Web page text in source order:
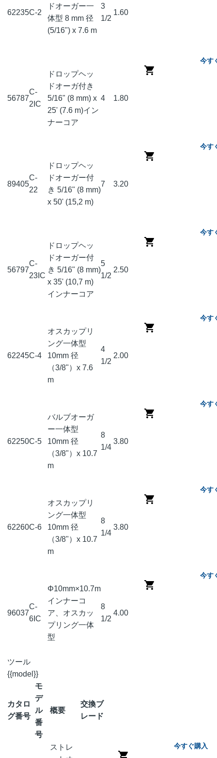
62235C-2
ドオーガー一
体型 8 mm 径
(5/16") x 7.6 m
3
1/2
1.60
56787
C-
2IC
ドロップヘッ
ドオーガ付き
5/16" (8 mm) x
25' (7.6 m)イン
ナーコア
4 1.80
今す
89405
C-
22
ドロップヘッ
ドオーガー付
き 5/16" (8 mm)
x 50' (15,2 m)
7 3.20
今す
56797
C-
23IC
ドロップヘッ
ドオーガー付
き 5/16" (8 mm)
x 35' (10,7 m)
インナーコア
5
1/2
2.50
今す
62245C-4
オスカップリ
ング一体型
10mm 径
（3/8"）x 7.6
m
4
1/2
2.00
今す
62250C-5
バルブオーガ
ー一体型
10mm 径
（3/8"）x 10.7
m
8
1/4
3.80
今す
62260C-6
オスカップリ
ング一体型
10mm 径
（3/8"）x 10.7
m
8
1/4
3.80
今す
96037
C-
6IC
Φ10mm×10.7m
インナーコ
ア、オスカッ
プリング一体
型
8
1/2
4.00
今す
ツール
{{model}}
カタロ
グ番号
モ
デ
ル
番
号
概要
交換ブ
レード
ストレ
今すぐ購入